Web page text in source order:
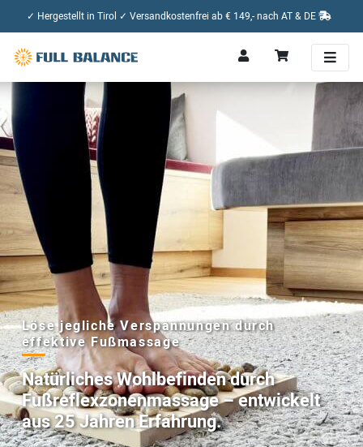
✓ Hergestellt in Tirol ✓ Versandkostenfrei ab € 149,- nach AT & DE
Löse jegliche Verspannungen durch
effektive Fußmassage
Natürliches Wohlbefinden durch
Fußreflexzonenmassage – entwickelt
aus 25 Jahren Erfahrung.